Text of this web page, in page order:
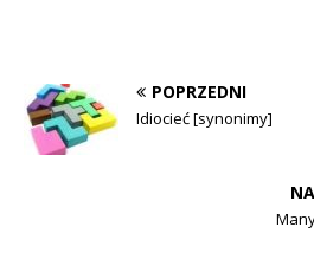
POPRZEDNI
Idiocieć [synonimy]